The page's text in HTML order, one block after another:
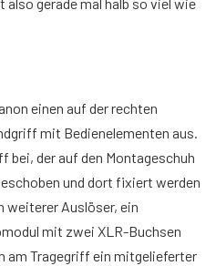
einen auf der rechten
mit Bedienelementen aus.
bei, der auf den Montageschuh
und dort fixiert werden
weiterer Auslöser, ein
mit zwei XLR-Buchsen
am Tragegriff ein mitgelieferter